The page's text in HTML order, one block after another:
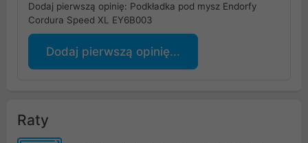
Dodaj pierwszą opinię: Podkładka pod mysz Endorfy
Cordura Speed XL EY6B003
Dodaj pierwszą opinię...
Raty